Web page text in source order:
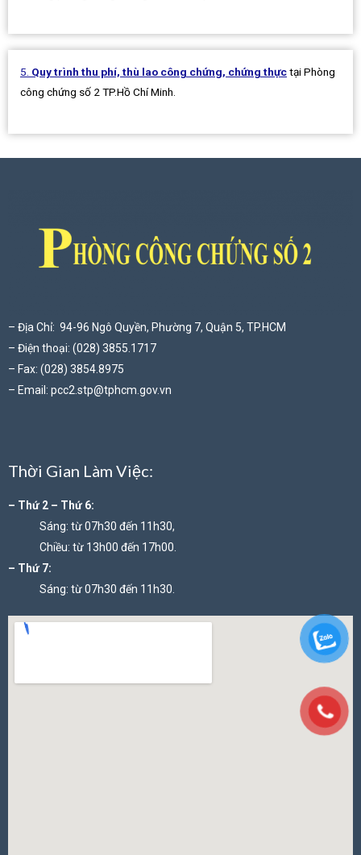
5. Quytrình thu phí, thù lao công chứng, chứng thựctại Phòng
công chứng số 2 TP.Hồ Chí Minh.
– Địa Chỉ: 94-96 Ngô Quyền, Phường 7, Quận 5, TP.HCM
– Điện thoại: (028) 3855.1717
– Fax: (028) 3854.8975
– Email: pcc2.stp@tphcm.gov.vn
Thời Gian Làm Việc:
– Thứ 2 – Thứ 6:
Sáng: từ 07h30 đến 11h30,
Chiều: từ 13h00 đến 17h00.
– Thứ 7:
Sáng: từ 07h30 đến 11h30.